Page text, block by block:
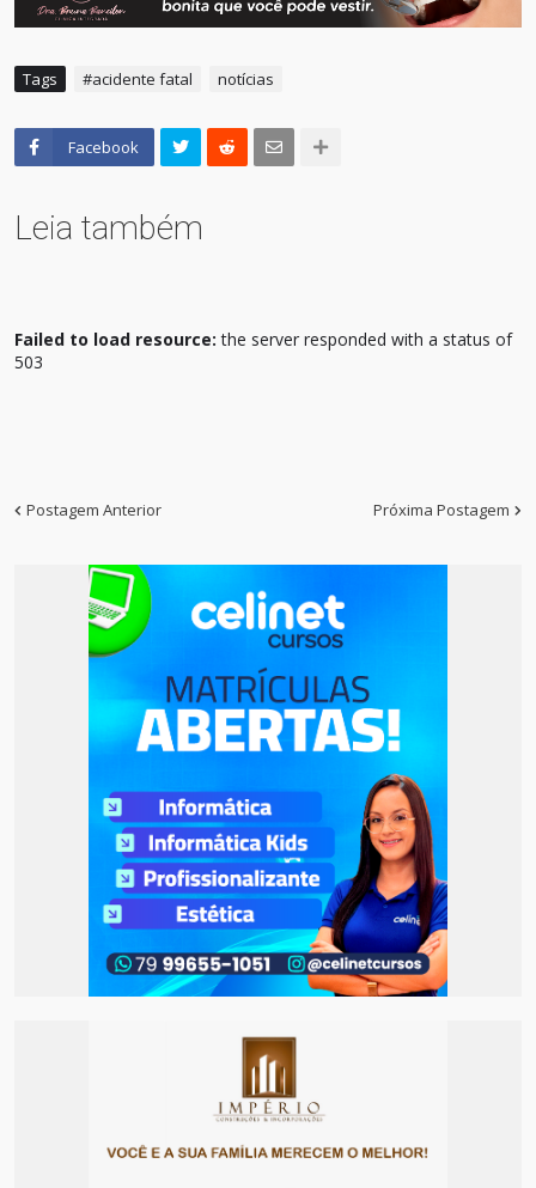
Tags #acidente fatal notícias
Facebook
Leia também
Failed to load resource: the server responded with a status of
503
Postagem Anterior Próxima Postagem